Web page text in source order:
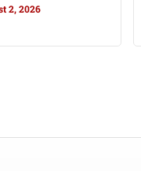
2, 2026